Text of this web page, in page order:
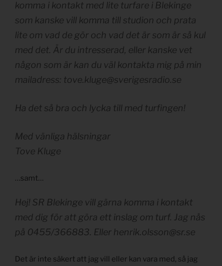
komma i kontakt med lite turfare i Blekinge
som kanske vill komma till studion och prata
lite om vad de gör och vad det är som är så kul
med det. Är du intresserad, eller kanske vet
någon som är kan du väl kontakta mig på min
mailadress: tove.kluge@sverigesradio.se
Ha det så bra och lycka till med turfingen!
Med vänliga hälsningar
Tove Kluge
…samt…
Hej! SR Blekinge vill gärna komma i kontakt
med dig för att göra ett inslag om turf. Jag nås
på 0455/366883. Eller henrik.olsson@sr.se
Det är inte säkert att jag vill eller kan vara med, så jag